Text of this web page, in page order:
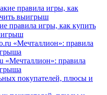
правила игры, как купить
«Мечталлион»: правила